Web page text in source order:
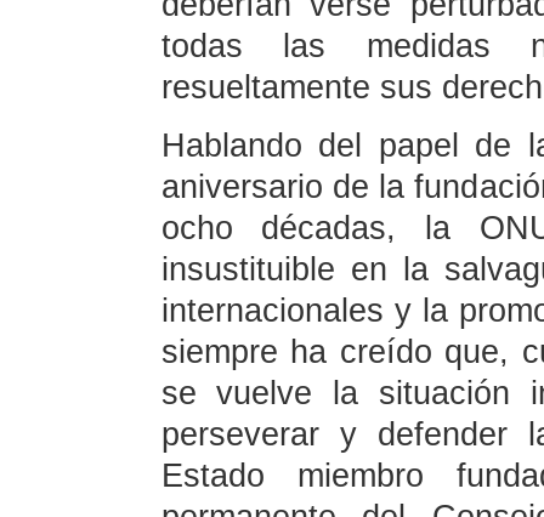
todas las medidas
resueltamente sus
Hablando del papel de
aniversario de la
ocho décadas, la
insustituible en la
internacionales y la
siempre ha creído que,
se vuelve la situación
perseverar y defender
Estado miembro